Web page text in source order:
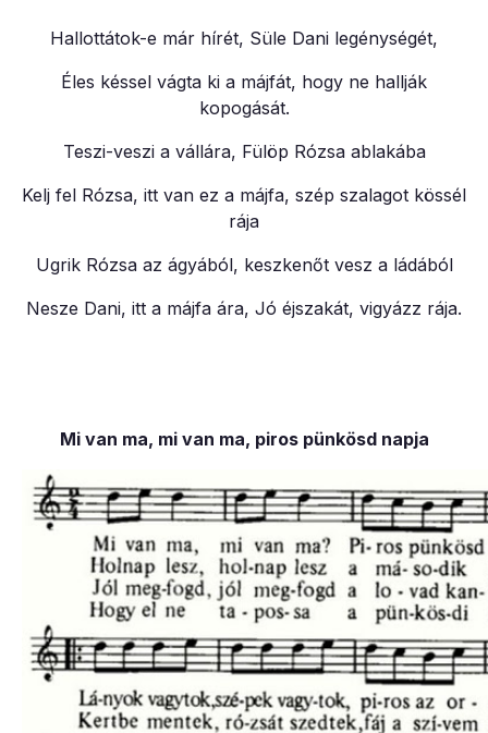
Hallottátok-e már hírét, Süle Dani legénységét,
Éles késsel vágta ki a májfát, hogy ne hallják
kopogását.
Teszi-veszi a vállára, Fülöp Rózsa ablakába
Kelj fel Rózsa, itt van ez a májfa, szép szalagot kössél
rája
Ugrik Rózsa az ágyából, keszkenőt vesz a ládából
Nesze Dani, itt a májfa ára, Jó éjszakát, vigyázz rája.
Mi van ma, mi van ma, piros pünkösd napja